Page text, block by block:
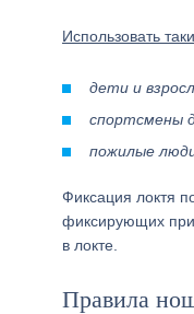
Использовать
дети и
спортсмены
пожилые
Фиксация локтя
фиксирующих
в локте.
Правила